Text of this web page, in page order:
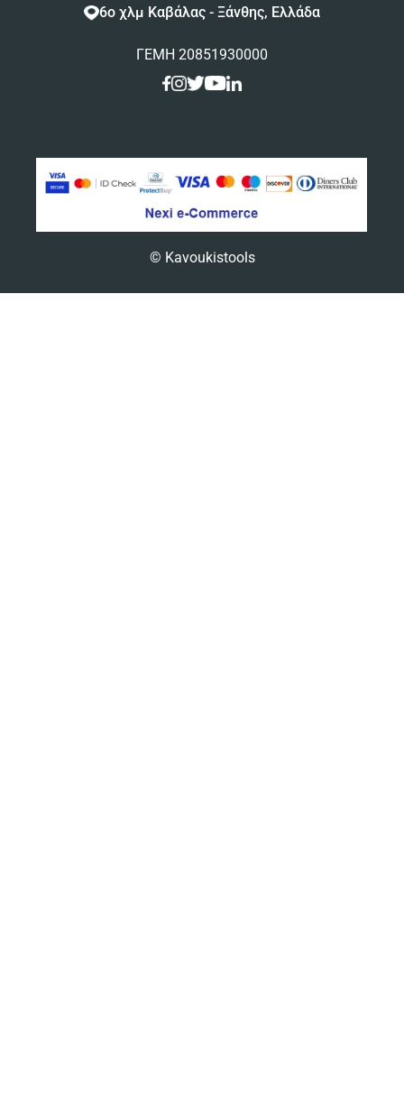
6ο χλμ Καβάλας - Ξάνθης, Ελλάδα
ΓΕΜΗ 20851930000
© Kavoukistools